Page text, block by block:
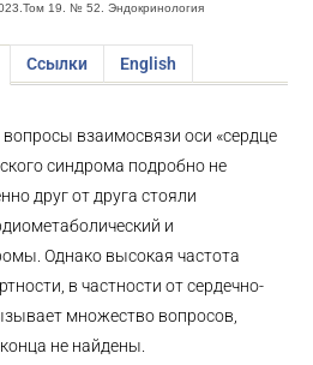
19. № 52. Эндокринология
Ссылки English
взаимосвязи оси «сердце
синдрома подробно не
друг от друга стояли
и
Однако высокая частота
в частности от сердечно-
множество вопросов,
не найдены.